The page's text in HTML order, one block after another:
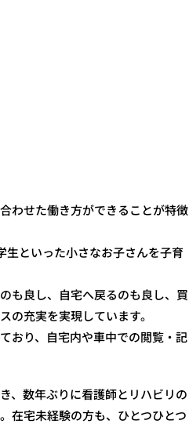
わせた働き方ができることが特徴
といった小さなお子さんを子育
も良し、自宅へ戻るのも良し、買
の充実を実現しています。
おり、自宅内や車中での閲覧・記
、数年ぶりに看護師とリハビリの
在宅未経験の方も、ひとつひとつ